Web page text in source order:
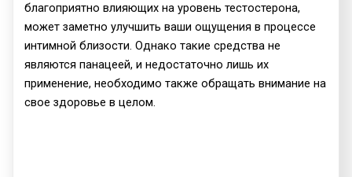
благоприятно влияющих на уровень тестостерона,
может заметно улучшить ваши ощущения в процессе
интимной близости. Однако такие средства не
являются панацеей, и недостаточно лишь их
применение, необходимо также обращать внимание на
свое здоровье в целом.